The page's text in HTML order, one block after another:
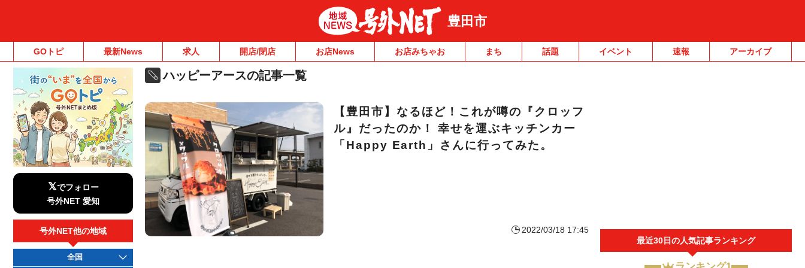
豊田市
GOトピ 最新News 求人 開店/閉店 お店News お店みちゃお まち 話題 イベント 速報 アーカイブ
ハッピーアースの記事一覧
【豊田市】なるほど！これが噂の『クロッフ
ル』だったのか！ 幸せを運ぶキッチンカー
「Happy Earth」さんに行ってみた。
2022/03/18 17:45
最近30日の人気記事ランキング
𝕏でフォロー
号外NET 愛知
号外NET他の地域
全国